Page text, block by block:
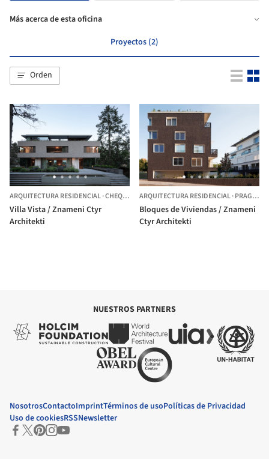
Más acerca de esta oficina
Proyectos (2)
Orden
ARQUITECTURA RESIDENCIAL·CHEQUIA
Villa Vista / Znameni Ctyr
Architekti
ARQUITECTURA RESIDENCIAL·PRAGUE,
Bloques de Viviendas / Znameni
Ctyr Architekti